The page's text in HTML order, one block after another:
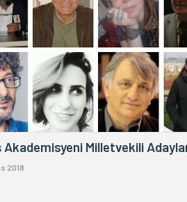
Akademisyeni Milletvekili
2018